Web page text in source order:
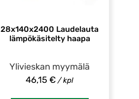
28x140x2400 Laudelauta
lämpökäsitelty haapa
Ylivieskan myymälä
46,15€ / kpl